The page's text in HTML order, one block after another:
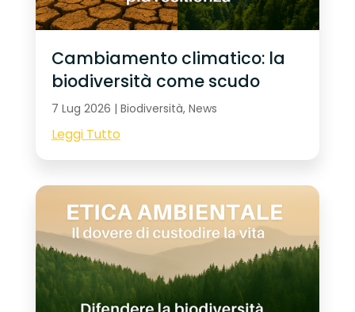
Cambiamento climatico: la
biodiversità come scudo
7 Lug 2026 | Biodiversità, News
Leggi Tutto